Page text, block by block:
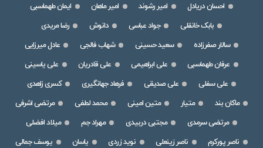
احسان دریادل امیر رشوند امیر ماهان
ایمان طهماسبی
بابک خانقلی
جواد عباسی دانوش
رضا مریدی
سالار صفرزاده
سعید حسینی شهاب فالجی
عادل میرزایی
عرفان طهماسبی
علی ابراهیمی علی قادریان
علی یاسینی
علی سفلی
علی صدیقی فرهاد جهانگیری
کسری زاهدی
ماکان بند
متیار متین امینی محمد لطفی
مرتضی اشرفی
مرتضی سرمدی
مجتبی دربیدی مهراد جم
میلاد افضلی
ناصر پورکرم
ناصر زینعلی نوید زردی یاسان
یوسف جمالی